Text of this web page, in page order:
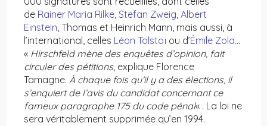
de Rainer Maria Rilke, Stefan Zweig, Albert
Einstein, Thomas et Heinrich Mann, mais aussi, à
l’international, celles Léon Tolstoï ou d’Émile Zola…
« Hirschfeld mène des enquêtes d’opinion, fait
circuler des pétitions, explique Florence
Tamagne. À chaque fois qu’il y a des élections, il
s’enquiert de l’avis du candidat concernant ce
fameux paragraphe 175 du code pénal« . La loi ne
sera véritablement supprimée qu’en 1994.